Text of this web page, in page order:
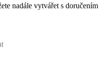
nadále vytvářet s doručením